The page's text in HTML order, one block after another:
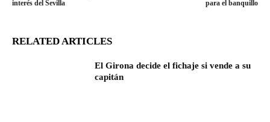
interés del Sevilla
para el banquillo
RELATED ARTICLES
El Girona decide el fichaje si vende a su
capitán